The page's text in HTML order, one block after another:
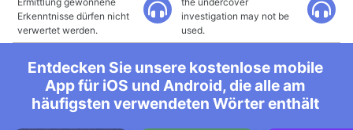
Erkenntnisse dürfen nicht
verwertet werden.
investigation may not be
used.
Entdecken Sie unsere kostenlose mobile
App für iOS und Android, die alle am
häufigsten verwendeten Wörter enthält